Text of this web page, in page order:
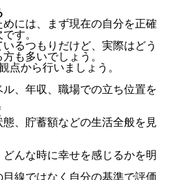
には、まず現在の自分を正確
す。
いるつもりだけど、実際はどう
も多いでしょう。
点から行いましょう。
、年収、職場での立ち位置を
、貯蓄額などの生活全般を見
んな時に幸せを感じるかを明
線ではなく自分の基準で評価
げる
る
ける
大切にする
基本ステップ
像する
る
を埋める行動を考える
のポイント
い
い